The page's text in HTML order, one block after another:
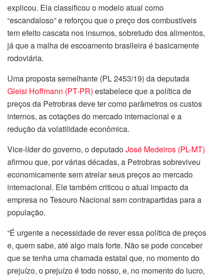
explicou. Ela classificou o modelo atual como
“escandaloso” e reforçou que o preço dos combustíveis
tem efeito cascata nos insumos, sobretudo dos alimentos,
já que a malha de escoamento brasileira é basicamente
rodoviária.
Uma proposta semelhante (PL 2453/19) da deputada
Gleisi Hoffmann (PT-PR) estabelece que a política de
preços da Petrobras deve ter como parâmetros os custos
internos, as cotações do mercado internacional e a
redução da volatilidade econômica.
Vice-líder do governo, o deputadoJosé Medeiros (PL-MT)
afirmou que, por várias décadas, a Petrobras sobreviveu
economicamente sem atrelar seus preços ao mercado
internacional. Ele também criticou o atual impacto da
empresa no Tesouro Nacional sem contrapartidas para a
população.
“É urgente a necessidade de rever essa política de preços
e, quem sabe, até algo mais forte. Não se pode conceber
que se tenha uma chamada estatal que, no momento do
prejuízo, o prejuízo é todo nosso, e, no momento do lucro,